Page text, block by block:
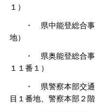
１）
・ 県中能登総合事
地）
・ 県奥能登総合事
１１番１）
・ 県警察本部交通
目１番地、警察本部２階